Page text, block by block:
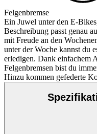
Felgenbremse
Ein Juwel unter den E-
Beschreibung passt genau
mit Freude an den
unter der Woche kannst du
erledigen. Dank einfachem
Felgenbremsen bist du
Hinzu kommen gefederte